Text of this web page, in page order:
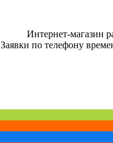
Интернет-магазин
Заявки по телефону